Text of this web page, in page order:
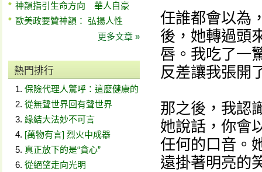
神韻指引生命方向 華人自豪
歐美政要贊神韻： 弘揚人性
更多文章 »
熱門排行
保險代理人驚呼：這麼健康的
從無聲世界回有聲世界
緣結大法妙不可言
[萬物有言] 烈火中成器
真正放下的是“貪心”
從絕望走向光明
任誰都會以為
後，她轉過頭
唇。我吃了一
反差讓我張開
那之後，我認
她說話，你會
任何的口音。
遠掛著明亮的